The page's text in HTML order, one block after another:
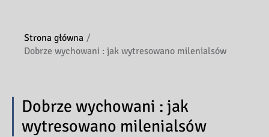
Strona główna
Dobrze wychowani : jak wytresowano milenialsów
Dobrze wychowani : jak
wytresowano milenialsów